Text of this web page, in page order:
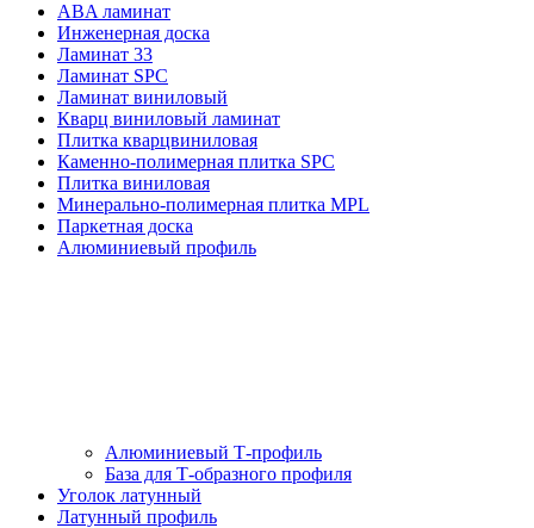
ABA ламинат
Инженерная доска
Ламинат 33
Ламинат SPC
Ламинат виниловый
Кварц виниловый ламинат
Плитка кварцвиниловая
Каменно-полимерная плитка SPC
Плитка виниловая
Минерально-полимерная плитка MPL
Паркетная доска
Алюминиевый профиль
Алюминиевый Т-профиль
База для Т-образного профиля
Уголок латунный
Латунный профиль